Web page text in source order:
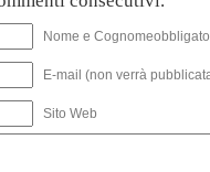
Nome e
E-mail (non verrà
Sito Web